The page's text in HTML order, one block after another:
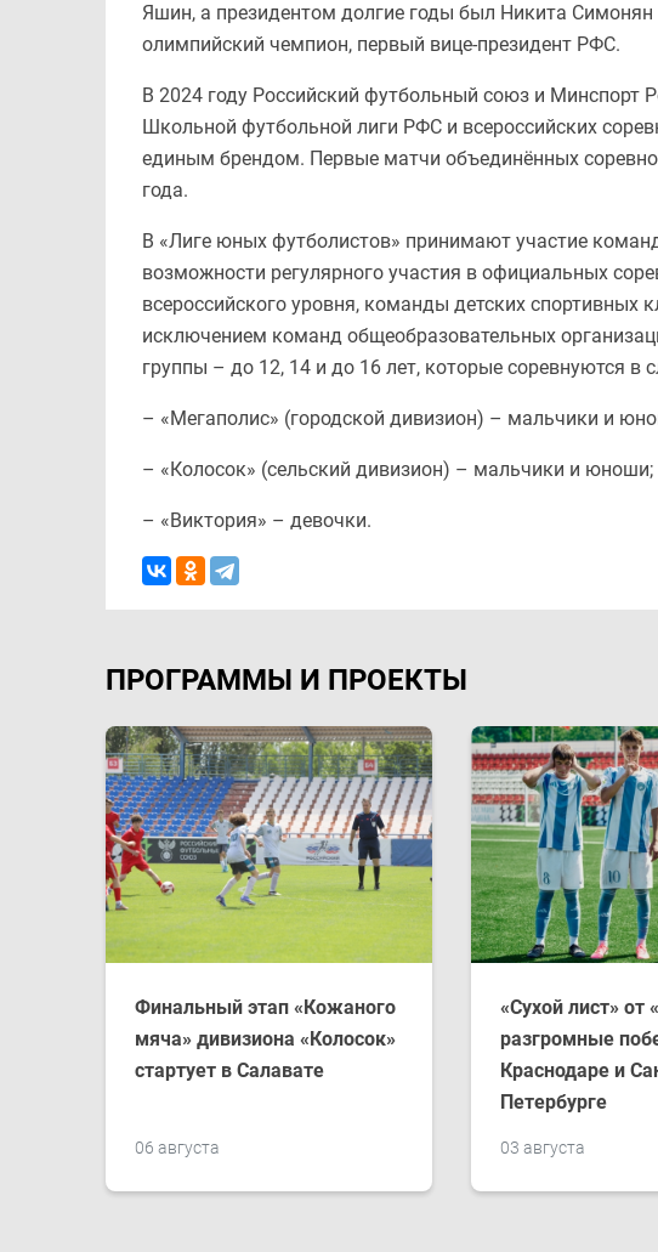
Яшин, а президентом долгие годы был Никита Симонян
олимпийский чемпион, первый вице-президент РФС.
В 2024 году Российский футбольный союз и Минспорт
Школьной футбольной лиги РФС и всероссийских
единым брендом. Первые матчи объединённых
года.
В «Лиге юных футболистов» принимают участие
возможности регулярного участия в официальных
всероссийского уровня, команды детских
исключением команд общеобразовательных
группы – до 12, 14 и до 16 лет, которые соревнуются в
– «Мегаполис» (городской дивизион) – мальчики и
– «Колосок» (сельский дивизион) – мальчики и юноши;
– «Виктория» – девочки.
ПРОГРАММЫ И ПРОЕКТЫ
06 августа
Финальный этап «Кожаного
мяча» дивизиона «Колосок»
стартует в Салавате
03 августа
«Сухой лист» от
разгромные
Краснодаре и
Петербурге